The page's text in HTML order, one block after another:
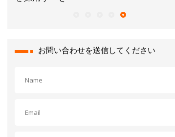
お問い合わせを送信してください